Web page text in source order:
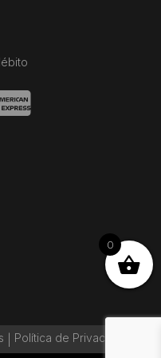
Política de Privaciadad
0